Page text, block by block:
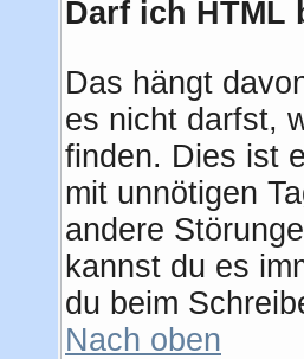
Darf ich HTML
Das hängt
es nicht darfst,
finden. Dies ist
mit unnötigen
andere
kannst du es
du beim
Nach oben